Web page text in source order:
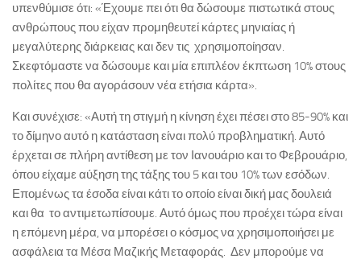
υπενθύμισε ότι: «Έχουμε πει ότι θα δώσουμε πιστωτικά στους
ανθρώπους που είχαν προμηθευτεί κάρτες μηνιαίας ή
μεγαλύτερης διάρκειας και δεν τις χρησιμοποίησαν.
Σκεφτόμαστε να δώσουμε και μία επιπλέον έκπτωση 10% στους
πολίτες που θα αγοράσουν νέα ετήσια κάρτα».
Και συνέχισε: «Αυτή τη στιγμή η κίνηση έχει πέσει στο 85-90% και
το δίμηνο αυτό η κατάσταση είναι πολύ προβληματική. Αυτό
έρχεται σε πλήρη αντίθεση με τον Ιανουάριο και το Φεβρουάριο,
όπου είχαμε αύξηση της τάξης του 5 και του 10% των εσόδων.
Επομένως τα έσοδα είναι κάτι το οποίο είναι δική μας δουλειά
και θα το αντιμετωπίσουμε. Αυτό όμως που προέχει τώρα είναι
η επόμενη μέρα, να μπορέσει ο κόσμος να χρησιμοποιήσει με
ασφάλεια τα Μέσα Μαζικής Μεταφοράς. Δεν μπορούμε να